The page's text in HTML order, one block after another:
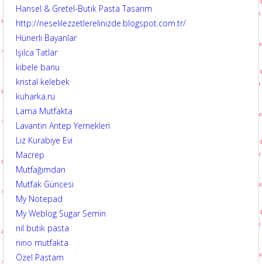
Hansel & Gretel-Butik Pasta Tasarım
http://neselilezzetlerelinizde.blogspot.com.tr/
Hünerli Bayanlar
Işılca Tatlar
kibele banu
kristal kelebek
kuharka.ru
Lama Mutfakta
Lavantin Antep Yemekleri
Liz Kurabiye Evi
Macrep
Mutfağımdan
Mutfak Güncesi
My Notepad
My Weblog Sugar Semin
nil butik pasta
nino mutfakta
Özel Pastam